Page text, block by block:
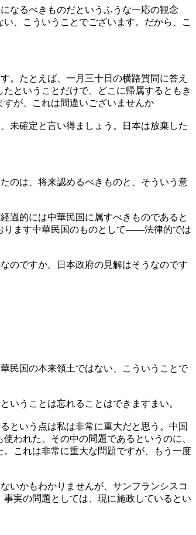
なるべきものだというふうな一応の観念
、こういうことでございます。だから、こ
。たとえば、一月三十日の横路質問に答え
ということだけで、どこに帰属するともき
が、これは間違いございませんか
未確定と言い得ましょう。日本は放棄した
のは、将来認めるべきものと、そういう意
過的には中華民国に属すべきものであると
ります中華民国のものとして――法律的では
のですか。日本政府の見解はそうなのです
民国の本来領土ではない、こういうことで
うことは忘れることはできますまい。
という点は私は非常に重大だと思う。中国
われた。その中の問題であるというのに、
これは非常に重大な問題ですが、もう一度
いかもわかりませんが、サンフランシスコ
実の問題としては、現に施政しているとい